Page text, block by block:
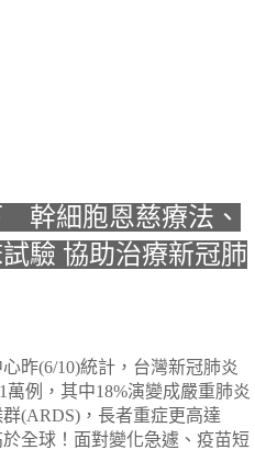
幹細胞恩慈療法、
驗 協助治療新冠肺
昨(6/10)統計，台灣新冠肺炎
萬例，其中18%演變成嚴重肺炎
(ARDS)，長者重症更高達
全球！面對變化急遽、疫苗短